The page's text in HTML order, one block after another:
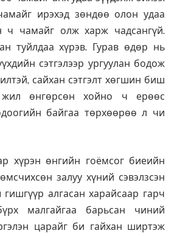
ирэхэд зөндөө олон удаа
ч чамайг олж харж чадсангүй.
туйлдаа хүрэв. Гурав өдөр нь
сэтгэлээр ургуулан бодож
сайхан сэтгэлт хөгшин биш
өнгөрсөн хойно ч ерөөс
байгаа төрхөөрөө л чи
хүрэн өнгийн гоёмсог биеийн
залуу хүний сэвэлзсэн
алгасан харайсаар гарч
малгайгаа барьсан чиний
царайг би гайхан ширтэж